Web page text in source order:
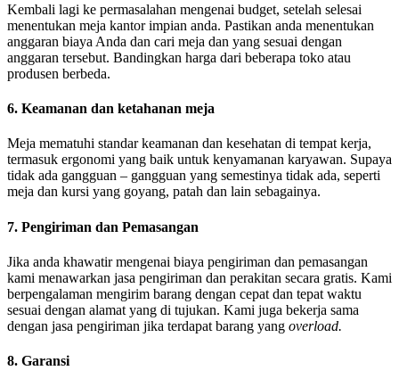
Kembali lagi ke permasalahan mengenai budget, setelah selesai
menentukan meja kantor impian anda. Pastikan anda menentukan
anggaran biaya Anda dan cari meja dan yang sesuai dengan
anggaran tersebut. Bandingkan harga dari beberapa toko atau
produsen berbeda.
6. Keamanan dan ketahanan meja
Meja mematuhi standar keamanan dan kesehatan di tempat kerja,
termasuk ergonomi yang baik untuk kenyamanan karyawan. Supaya
tidak ada gangguan – gangguan yang semestinya tidak ada, seperti
meja dan kursi yang goyang, patah dan lain sebagainya.
7. Pengiriman dan Pemasangan
Jika anda khawatir mengenai biaya pengiriman dan pemasangan
kami menawarkan jasa pengiriman dan perakitan secara gratis. Kami
berpengalaman mengirim barang dengan cepat dan tepat waktu
sesuai dengan alamat yang di tujukan. Kami juga bekerja sama
dengan jasa pengiriman jika terdapat barang yang overload.
8. Garansi